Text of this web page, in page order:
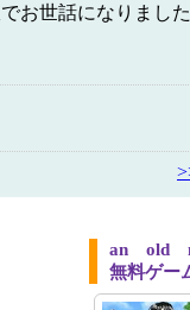
お世話になりまし
an old
無料ゲー